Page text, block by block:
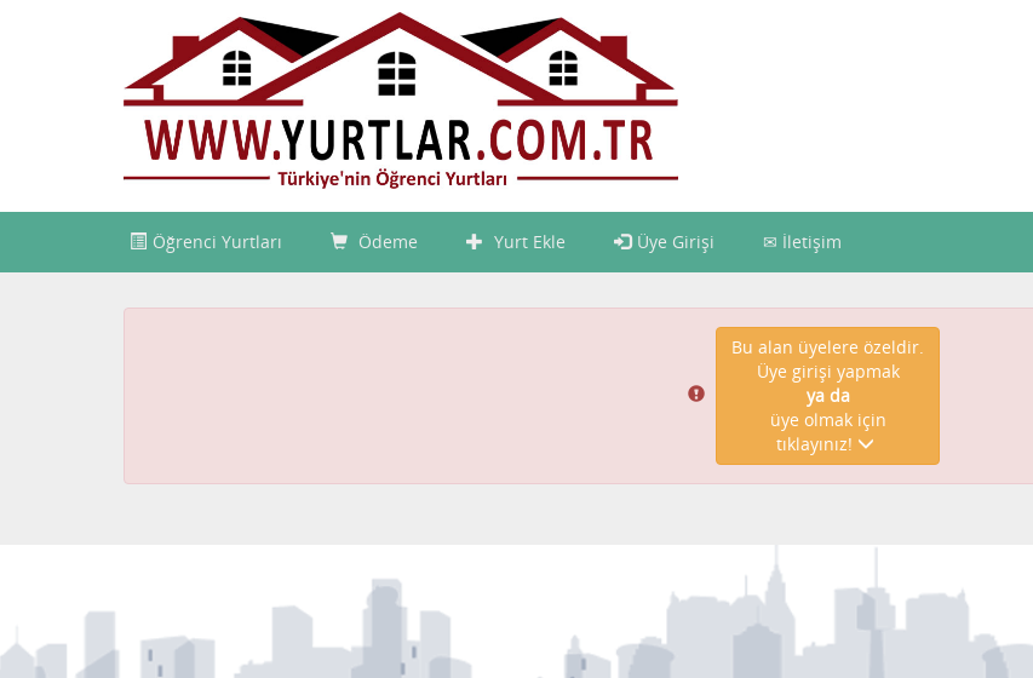
Öğrenci Yurtları Ödeme Yurt Ekle Üye Girişi İletişim
Bu alan üyelere özeldir.
Üye girişi yapmak
ya da
üye olmak için
tıklayınız!